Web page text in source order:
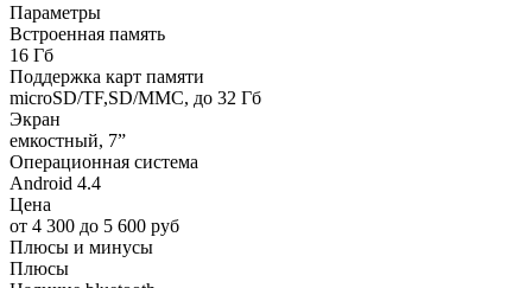
Параметры
Встроенная память
16 Гб
Поддержка карт памяти
microSD/TF,SD/MMC, до 32 Гб
Экран
емкостный, 7”
Операционная система
Android 4.4
Цена
от 4 300 до 5 600 руб
Плюсы и минусы
Плюсы